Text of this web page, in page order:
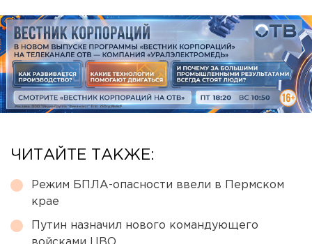
ЧИТАЙТЕ ТАКЖЕ:
Режим БПЛА-опасности ввели в Пермском
крае
Путин назначил нового командующего